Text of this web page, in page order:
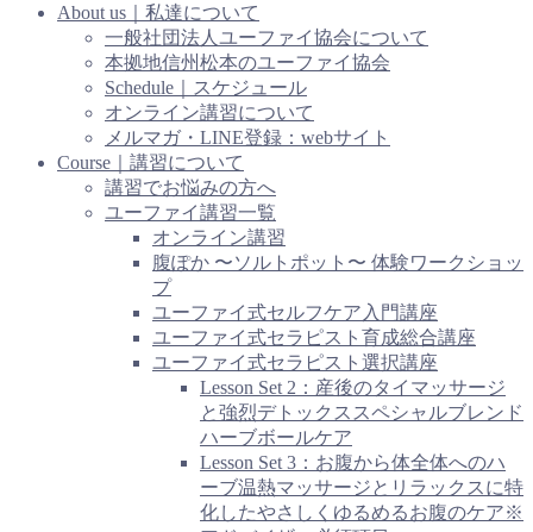
About us｜私達について
一般社団法人ユーファイ協会について
本拠地信州松本のユーファイ協会
Schedule｜スケジュール
オンライン講習について
メルマガ・LINE登録：webサイト
Course｜講習について
講習でお悩みの方へ
ユーファイ講習一覧
オンライン講習
腹ぽか 〜ソルトポット〜 体験ワークショッ
プ
ユーファイ式セルフケア入門講座
ユーファイ式セラピスト育成総合講座
ユーファイ式セラピスト選択講座
Lesson Set 2：産後のタイマッサージ
と強烈デトックススペシャルブレンド
ハーブボールケア
Lesson Set 3：お腹から体全体へのハ
ーブ温熱マッサージとリラックスに特
化したやさしくゆるめるお腹のケア※